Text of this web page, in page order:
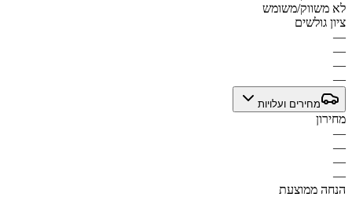
לא משווק/משומש
ציון גולשים
—
—
—
—
מחירים ועלויות
מחירון
—
—
—
—
הנחה ממוצעת